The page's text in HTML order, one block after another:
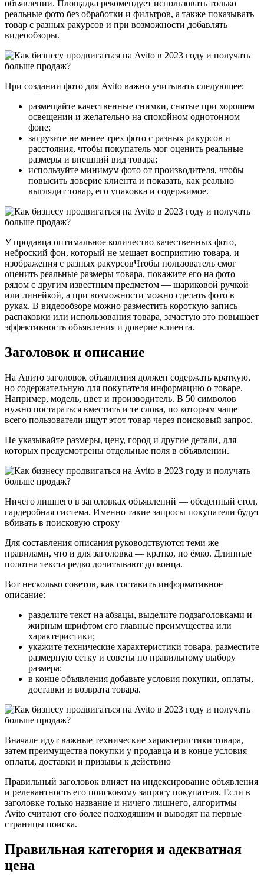
объявлении. Площадка рекомендует использовать только
реальные фото без обработки и фильтров, а также показывать
товар с разных ракурсов и при возможности добавлять
видеообзоры.
При создании фото для Avito важно учитывать следующее:
размещайте качественные снимки, снятые при хорошем
освещении и желательно на спокойном однотонном
фоне;
загрузите не менее трех фото с разных ракурсов и
расстояния, чтобы покупатель мог оценить реальные
размеры и внешний вид товара;
используйте минимум фото от производителя, чтобы
повысить доверие клиента и показать, как реально
выглядит товар, его упаковка и содержимое.
У продавца оптимальное количество качественных фото,
неброский фон, который не мешает восприятию товара, и
изображения с разных ракурсовЧтобы пользователь смог
оценить реальные размеры товара, покажите его на фото
рядом с другим известным предметом — шариковой ручкой
или линейкой, а при возможности можно сделать фото в
руках. В видеообзоре можно разместить короткую запись
распаковки или использования товара, зачастую это повышает
эффективность объявления и доверие клиента.
Заголовок и описание
На Авито заголовок объявления должен содержать краткую,
но содержательную для покупателя информацию о товаре.
Например, модель, цвет и производитель. В 50 символов
нужно постараться вместить и те слова, по которым чаще
всего пользователи ищут этот товар через поисковый запрос.
Не указывайте размеры, цену, город и другие детали, для
которых предусмотрены отдельные поля в объявлении.
Ничего лишнего в заголовках объявлений — обеденный стол,
гардеробная система. Именно такие запросы покупатели будут
вбивать в поисковую строку
Для составления описания руководствуются теми же
правилами, что и для заголовка — кратко, но ёмко. Длинные
полотна текста редко дочитывают до конца.
Вот несколько советов, как составить информативное
описание:
разделите текст на абзацы, выделите подзаголовками и
жирным шрифтом его главные преимущества или
характеристики;
укажите технические характеристики товара, разместите
размерную сетку и советы по правильному выбору
размера;
в конце объявления добавьте условия покупки, оплаты,
доставки и возврата товара.
Вначале идут важные технические характеристики товара,
затем преимущества покупки у продавца и в конце условия
оплаты, доставки и призывы к действию
Правильный заголовок влияет на индексирование объявления
и релевантность его поисковому запросу покупателя. Если в
заголовке только название и ничего лишнего, алгоритмы
Avito считают его более подходящим и выводят на первые
страницы поиска.
Правильная категория и адекватная
цена